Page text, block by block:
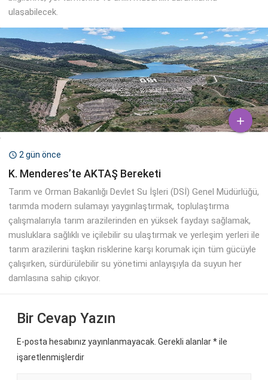
ulaşabilecek.

 2 gün önce
K. Menderes’te AKTAŞ Bereketi
Tarım ve Orman Bakanlığı Devlet Su İşleri (DSİ) Genel Müdürlüğü,
tarımda modern sulamayı yaygınlaştırmak, toplulaştırma
çalışmalarıyla tarım arazilerinden en yüksek faydayı sağlamak,
musluklara sağlıklı ve içilebilir su ulaştırmak ve yerleşim yerleri ile
tarım arazilerini taşkın risklerine karşı korumak için tüm gücüyle
çalışırken, sürdürülebilir su yönetimi anlayışıyla da suyun her
damlasına sahip çıkıyor.
Bir Cevap Yazın
E-posta hesabınız yayınlanmayacak. Gerekli alanlar*ile
işaretlenmişlerdir